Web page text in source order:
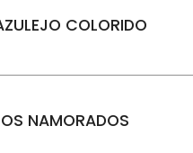
COLORIDO
NAMORADOS